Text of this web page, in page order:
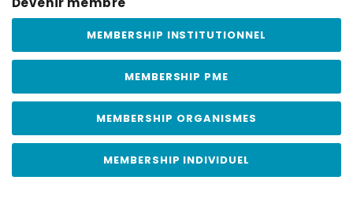
MEMBERSHIP INSTITUTIONNEL
MEMBERSHIP PME
MEMBERSHIP ORGANISMES
MEMBERSHIP INDIVIDUEL